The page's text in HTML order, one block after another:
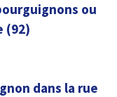
ou
(92)
dans la rue